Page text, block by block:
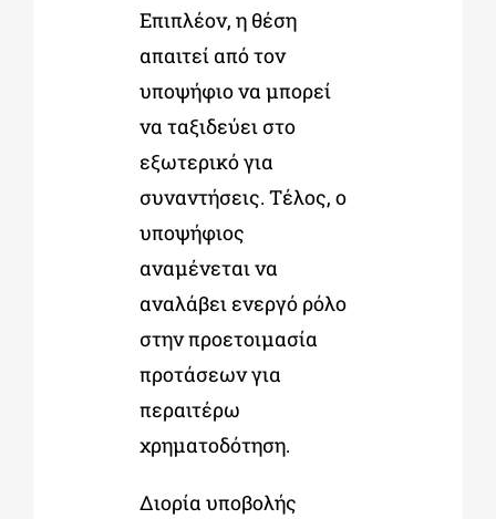
Επιπλέον, η θέση
απαιτεί από τον
υποψήφιο να μπορεί
να ταξιδεύει στο
εξωτερικό για
συναντήσεις. Τέλος, ο
υποψήφιος
αναμένεται να
αναλάβει ενεργό ρόλο
στην προετοιμασία
προτάσεων για
περαιτέρω
χρηματοδότηση.
Διορία υποβολής